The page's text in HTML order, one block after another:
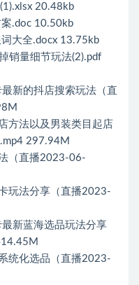
20.48kb
.doc 10.50kb
大全.docx 13.75kb
销量细节玩法(2).pdf
新的抖店搜索玩法（直
方法以及男装类目起店
297.94M
（直播2023-06-
玩法分享（直播2023-
新蓝海选品玩法分享
统化选品（直播2023-